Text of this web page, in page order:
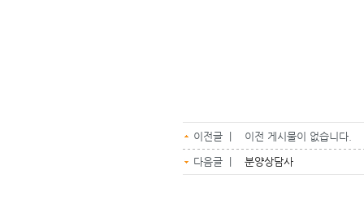
이전글 | 이전 게시물이 없습니다.
다음글 | 분양상담사